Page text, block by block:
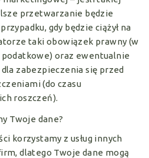
przetwarzanie będzie
gdy będzie ciążył na
taki obowiązek prawny (w
oraz ewentualnie
zabezpieczenia się przed
(do czasu
roszczeń).
Twoje dane?
korzystamy z usług innych
dlatego Twoje dane mogą